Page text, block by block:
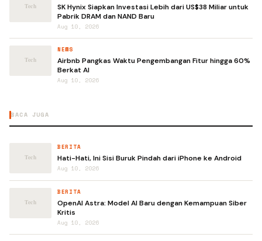
SK Hynix Siapkan Investasi Lebih dari US$38 Miliar untuk
Pabrik DRAM dan NAND Baru
Aug 10, 2026
NEWS
Airbnb Pangkas Waktu Pengembangan Fitur hingga 60%
Berkat AI
Aug 10, 2026
BACA JUGA
BERITA
Hati-Hati, Ini Sisi Buruk Pindah dari iPhone ke Android
Aug 10, 2026
BERITA
OpenAI Astra: Model AI Baru dengan Kemampuan Siber
Kritis
Aug 10, 2026